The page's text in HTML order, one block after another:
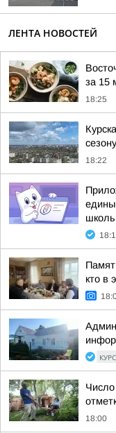
ЛЕНТА НОВОСТЕЙ
за 15
18:25
18:22
кто в
18:00